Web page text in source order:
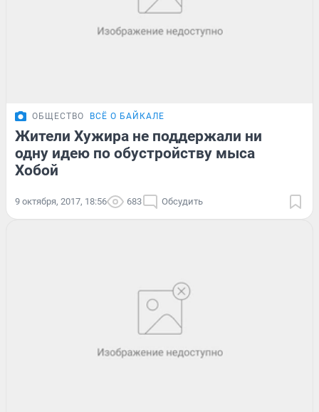
ОБЩЕСТВО ВСЁ О БАЙКАЛЕ
Жители Хужира не поддержали ни
одну идею по обустройству мыса
Хобой
9 октября, 2017, 18:56 683 Обсудить